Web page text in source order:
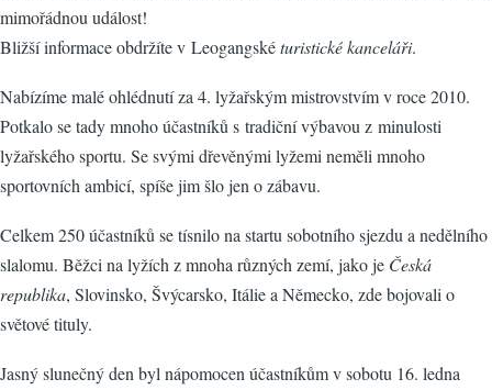
mimořádnou událost!
Bližší informace obdržíte v Leogangskéturistické kanceláři.
Nabízíme malé ohlédnutí za 4. lyžařským mistrovstvím v roce 2010.
Potkalo se tady mnoho účastníků s tradiční výbavou z minulosti
lyžařského sportu. Se svými dřevěnými lyžemi neměli mnoho
sportovních ambicí, spíše jim šlo jen o zábavu.
Celkem 250 účastníků se tísnilo na startu sobotního sjezdu a nedělního
slalomu. Běžci na lyžích z mnoha různých zemí, jako je Česká
republika, Slovinsko, Švýcarsko, Itálie a Německo, zde bojovali o
světové tituly.
Jasný slunečný den byl nápomocen účastníkům v sobotu 16. ledna